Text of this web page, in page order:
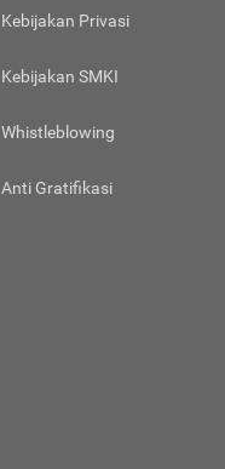
Kebijakan Privasi
Kebijakan SMKI
Whistleblowing
Anti Gratifikasi